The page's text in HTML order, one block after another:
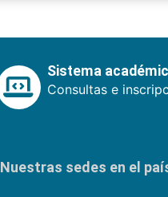
Sistema
Consultas e
Nuestras sedes en el